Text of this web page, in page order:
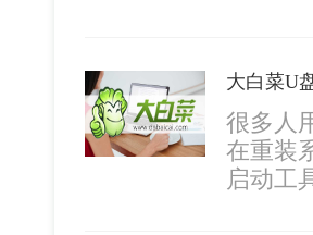
大白菜U
很多人
在重装
启动工